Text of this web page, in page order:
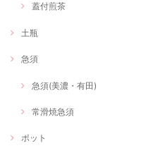
蓋付煎茶
土瓶
急須
急須(美濃・有田)
常滑焼急須
ポット